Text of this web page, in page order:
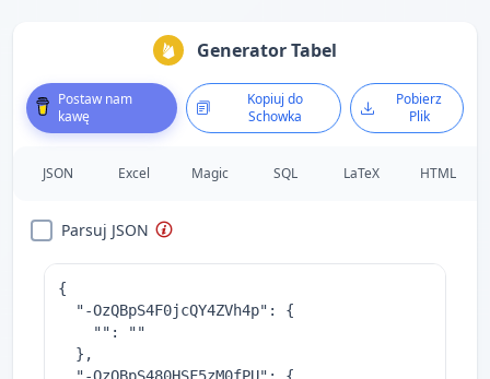
Generator Tabel
Postaw nam
kawę
Kopiuj do
Schowka
Pobierz
Plik
JSON Excel Magic SQL LaTeX HTML
Parsuj JSON